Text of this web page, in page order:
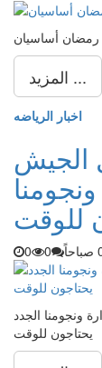
أساسيان
المزيد ...
اخبار الرياضه
الجيش
للوقت
0
0
ونجومنا الجدد
يحتاجون للوقت